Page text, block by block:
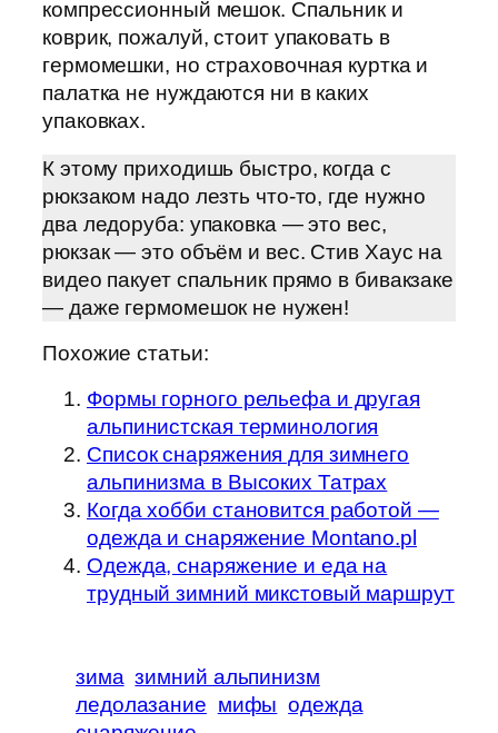
компрессионный мешок. Спальник и
коврик, пожалуй, стоит упаковать в
гермомешки, но страховочная куртка и
палатка не нуждаются ни в каких
упаковках.
К этому приходишь быстро, когда с
рюкзаком надо лезть что-то, где нужно
два ледоруба: упаковка — это вес,
рюкзак — это объём и вес. Стив Хаус на
видео пакует спальник прямо в бивакзаке
— даже гермомешок не нужен!
Похожие статьи:
Формы горного рельефа и другая
альпинистская терминология
Список снаряжения для зимнего
альпинизма в Высоких Татрах
Когда хобби становится работой —
одежда и снаряжение Montano.pl
Одежда, снаряжение и еда на
трудный зимний микстовый маршрут
зима зимний альпинизм
ледолазание мифы одежда